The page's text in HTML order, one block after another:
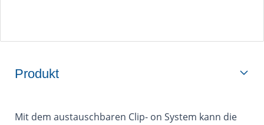
Produkt
Mit dem austauschbaren Clip- on System kann die